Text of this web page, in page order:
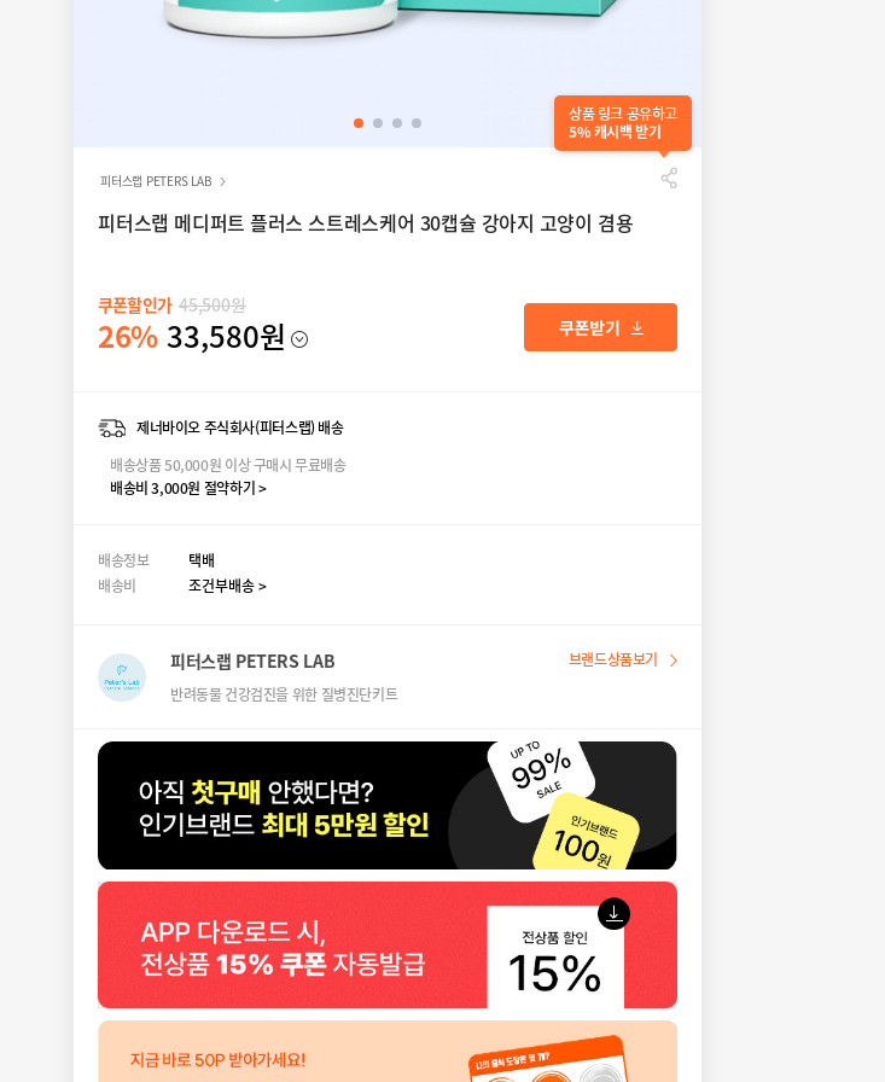
상품 링크 공유하고
5% 캐시백 받기
피터스랩 PETERS LAB
피터스랩 메디퍼트 플러스 스트레스케어 30캡슐 강아지 고양이 겸용
쿠폰할인가 45,500원
26%33,580원
제너바이오 주식회사(피터스랩) 배송
배송상품 50,000원 이상 구매시 무료배송
배송비 3,000원 절약하기 >
배송정보
택배
배송비
조건부배송 >
피터스랩 PETERS LAB
반려동물 건강검진을 위한 질병진단키트
브랜드상품보기